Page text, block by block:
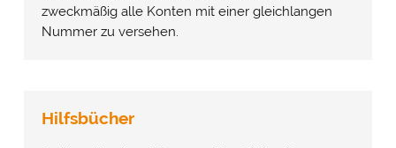
zweckmäßig alle Konten mit einer gleichlangen
Nummer zu versehen.
Hilfsbücher